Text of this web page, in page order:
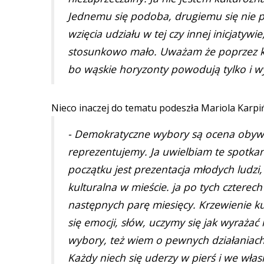
Jednemu się podoba, drugiemu się nie
wzięcia udziału w tej czy innej
stosunkowo mało. Uważam że
bo wąskie horyzonty powodują tylko i
Nieco inaczej do tematu podeszła Mariola
- Demokratyczne wybory są ocena
reprezentujemy. Ja uwielbiam te
początku jest prezentacja młodych
kulturalna w mieście. ja po tych
następnych parę miesięcy. Krzewienie
się emocji, słów, uczymy się jak
wybory, też wiem o pewnych
Każdy niech się uderzy w pierś i we